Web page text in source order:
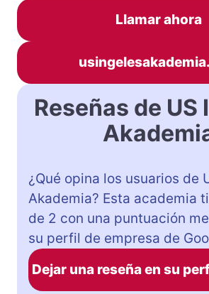
Llamar ahora
Reseñas de US
¿Qué opina los usuarios de
Akademia? Esta academia
de 2 con una puntuación
su perfil de empresa de
Dejar una reseña en su